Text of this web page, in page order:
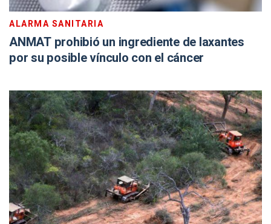
ALARMA SANITARIA
ANMAT prohibió un ingrediente de laxantes
por su posible vínculo con el cáncer